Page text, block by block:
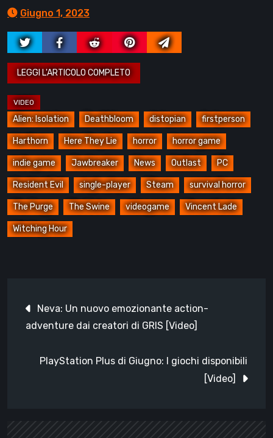
Giugno 1, 2023
Alien: Isolation Deathbloom distopian firstperson
Harthorn Here They Lie horror horror game
indie game Jawbreaker News Outlast PC
Resident Evil single-player Steam survival horror
The Purge The Swine videogame Vincent Lade
Witching Hour
articoli
Neva: Un nuovo emozionante action-
adventure dai creatori di GRIS [Video]
PlayStation Plus di Giugno: I giochi disponibili
[Video]